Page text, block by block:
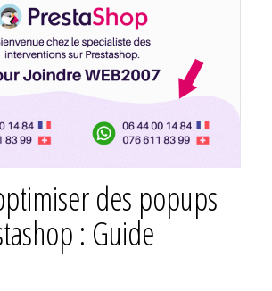
des popups
: Guide